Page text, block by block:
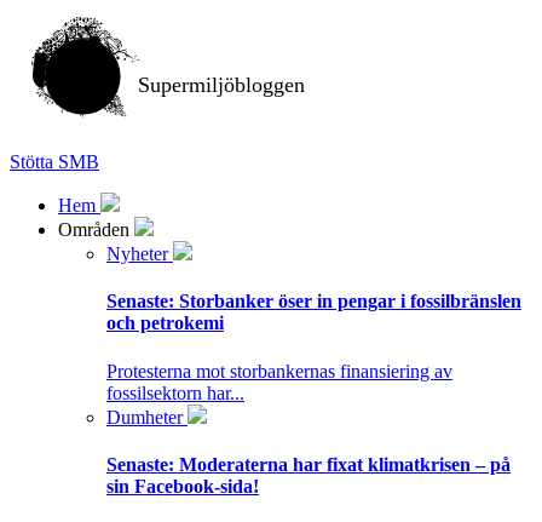
Supermiljöbloggen
Stötta SMB
Hem
Områden
Nyheter
Senaste: Storbanker öser in pengar i fossilbränslen
och petrokemi
Protesterna mot storbankernas finansiering av
fossilsektorn har...
Dumheter
Senaste: Moderaterna har fixat klimatkrisen – på
sin Facebook-sida!